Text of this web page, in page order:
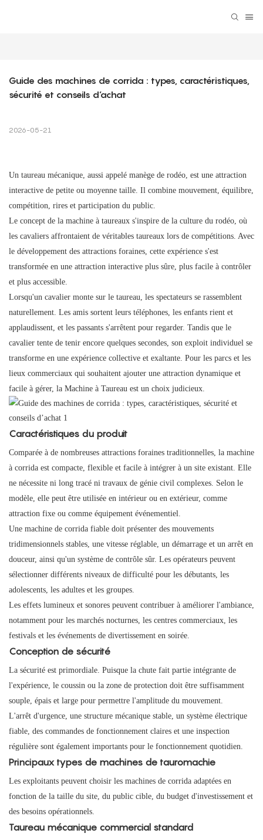
Guide des machines de corrida : types, caractéristiques,
sécurité et conseils d’achat
2026-05-21
Un taureau mécanique, aussi appelé manège de rodéo, est une attraction
interactive de petite ou moyenne taille. Il combine mouvement, équilibre,
compétition, rires et participation du public.
Le concept de la machine à taureaux s'inspire de la culture du rodéo, où
les cavaliers affrontaient de véritables taureaux lors de compétitions. Avec
le développement des attractions foraines, cette expérience s'est
transformée en une attraction interactive plus sûre, plus facile à contrôler
et plus accessible.
Lorsqu'un cavalier monte sur le taureau, les spectateurs se rassemblent
naturellement. Les amis sortent leurs téléphones, les enfants rient et
applaudissent, et les passants s'arrêtent pour regarder. Tandis que le
cavalier tente de tenir encore quelques secondes, son exploit individuel se
transforme en une expérience collective et exaltante. Pour les parcs et les
lieux commerciaux qui souhaitent ajouter une attraction dynamique et
facile à gérer, la Machine à Taureau est un choix judicieux.
Caractéristiques du produit
Comparée à de nombreuses attractions foraines traditionnelles, la machine
à corrida est compacte, flexible et facile à intégrer à un site existant. Elle
ne nécessite ni long tracé ni travaux de génie civil complexes. Selon le
modèle, elle peut être utilisée en intérieur ou en extérieur, comme
attraction fixe ou comme équipement événementiel.
Une machine de corrida fiable doit présenter des mouvements
tridimensionnels stables, une vitesse réglable, un démarrage et un arrêt en
douceur, ainsi qu'un système de contrôle sûr. Les opérateurs peuvent
sélectionner différents niveaux de difficulté pour les débutants, les
adolescents, les adultes et les groupes.
Les effets lumineux et sonores peuvent contribuer à améliorer l'ambiance,
notamment pour les marchés nocturnes, les centres commerciaux, les
festivals et les événements de divertissement en soirée.
Conception de sécurité
La sécurité est primordiale. Puisque la chute fait partie intégrante de
l'expérience, le coussin ou la zone de protection doit être suffisamment
souple, épais et large pour permettre l'amplitude du mouvement.
L'arrêt d'urgence, une structure mécanique stable, un système électrique
fiable, des commandes de fonctionnement claires et une inspection
régulière sont également importants pour le fonctionnement quotidien.
Principaux types de machines de tauromachie
Les exploitants peuvent choisir les machines de corrida adaptées en
fonction de la taille du site, du public cible, du budget d'investissement et
des besoins opérationnels.
Taureau mécanique commercial standard